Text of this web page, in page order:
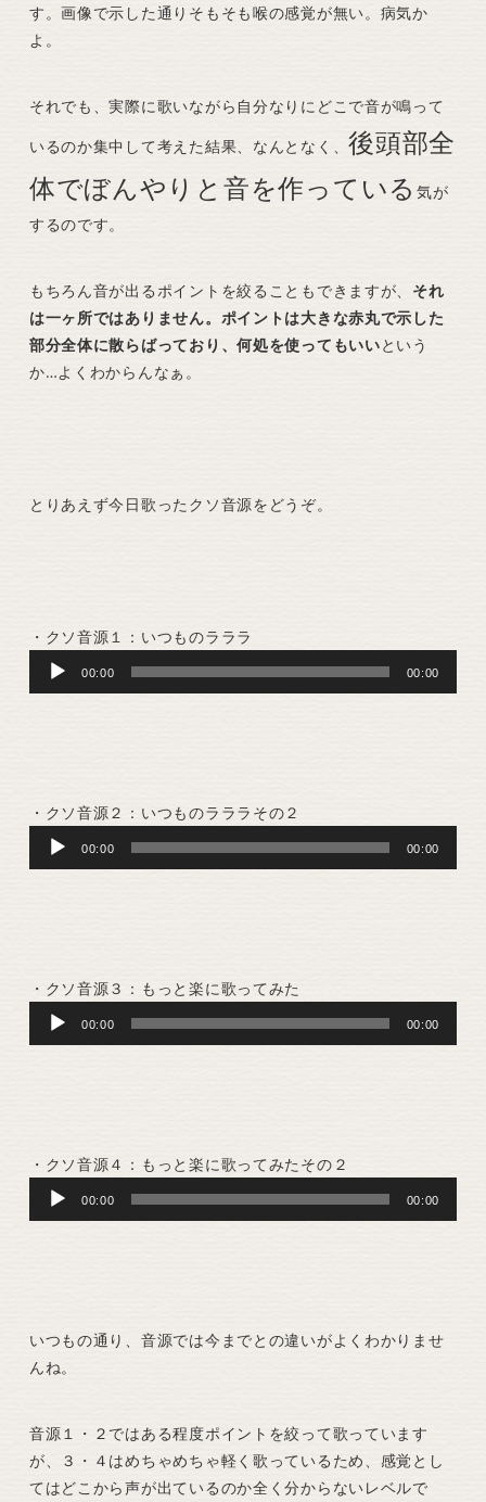
す。画像で示した通りそもそも喉の感覚が無い。病気か
よ。
それでも、実際に歌いながら自分なりにどこで音が鳴って
いるのか集中して考えた結果、なんとなく、後頭部全
体でぼんやりと音を作っている 気が
するのです。
もちろん音が出るポイントを絞ることもできますが、 それ
は一ヶ所ではありません。ポイントは大きな赤丸で示した
部分全体に散らばっており、何処を使ってもいいという
か…よくわからんなぁ。
とりあえず今日歌ったクソ音源をどうぞ。
・クソ音源１：いつものラララ
Audio
Player
00:00 00:00
・クソ音源２：いつものラララその２
Audio
Player
00:00 00:00
・クソ音源３：もっと楽に歌ってみた
Audio
Player
00:00 00:00
・クソ音源４：もっと楽に歌ってみたその２
Audio
Player
00:00 00:00
いつもの通り、音源では今までとの違いがよくわかりませ
んね。
音源１・２ではある程度ポイントを絞って歌っています
が、３・４はめちゃめちゃ軽く歌っているため、感覚とし
てはどこから声が出ているのか全く分からないレベルで